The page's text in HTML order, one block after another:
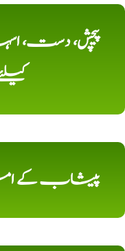
پیچش، دست،
پیشاب کے